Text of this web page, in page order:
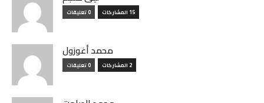
15 المشاركات 0 تعليقات
محمد أغوزول
2 المشاركات 0 تعليقات